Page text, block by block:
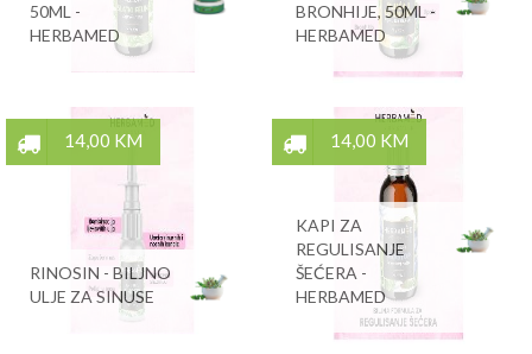
50ML -
HERBAMED
BRONHIJE, 50ML -
HERBAMED
14,00 KM
RINOSIN - BILJNO
ULJE ZA SINUSE
14,00 KM
KAPI ZA
REGULISANJE
ŠEĆERA -
HERBAMED